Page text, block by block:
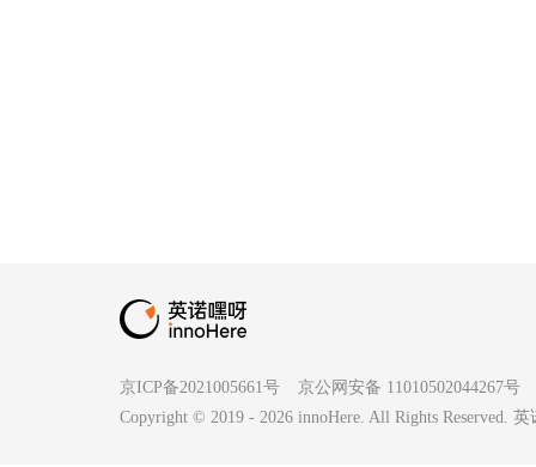
京ICP备2021005661号
京公网安备 11010502044267号
Copyright © 2019 - 2026 innoHere. All Rights Reserved.